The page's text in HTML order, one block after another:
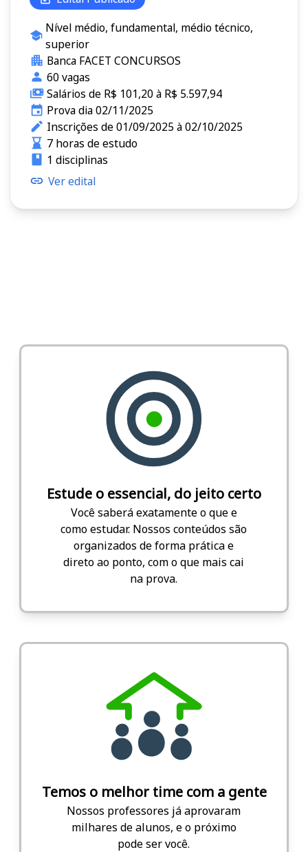
Nível médio, fundamental, médio técnico,
superior
Banca FACET CONCURSOS
60 vagas
Salários de R$ 101,20 à R$ 5.597,94
Prova dia 02/11/2025
Inscrições de 01/09/2025 à 02/10/2025
7 horas de estudo
1 disciplinas
Ver edital
Estude o essencial, do jeito certo
Você saberá exatamente o que e
como estudar. Nossos conteúdos são
organizados de forma prática e
direto ao ponto, com o que mais cai
na prova.
Temos o melhor time com a gente
Nossos professores já aprovaram
milhares de alunos, e o próximo
pode ser você.